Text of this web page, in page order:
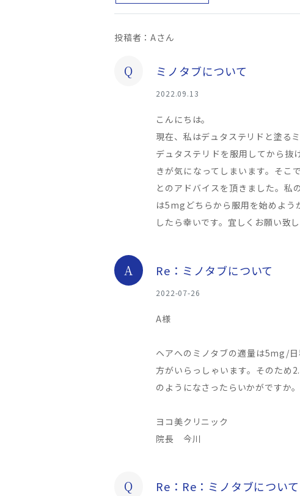
投稿者：Aさん
Q ミノタブについて
2022.09.13
こんにちは。
現在、私はデュタステリドと塗る
デュタステリドを服用してから抜
きが気になってしまいます。そ
とのアドバイスを頂きました。
は5mgどちらから服用を始めよう
したら幸いです。宜しくお願い致し
A Re：ミノタブについて
2022-07-26
A様
ヘアへのミノタブの適量は5mg/
方がいらっしゃいます。そのた
のようになさったらいかがですか。
ヨコ美クリニック
院長 今川
Q Re：Re：ミノタブについて